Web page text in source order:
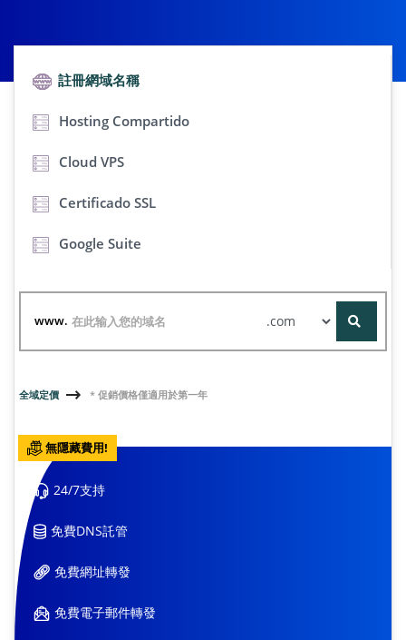
註冊網域名稱
Hosting Compartido
Cloud VPS
Certificado SSL
Google Suite
www.
全域定價 * 促銷價格僅適用於第一年
無隱藏費用!
24/7支持
免費DNS託管
免費網址轉發
免費電子郵件轉發